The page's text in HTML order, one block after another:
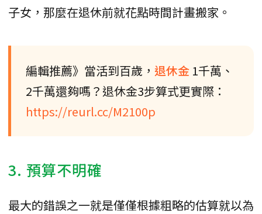
子女，那麼在退休前就花點時間計畫搬家。
編輯推薦》當活到百歲， 退休金 1千萬、
2千萬還夠嗎？退休金3步算式更實際：
https://reurl.cc/M2100p
3. 預算不明確
最大的錯誤之一就是僅僅根據粗略的估算就以為